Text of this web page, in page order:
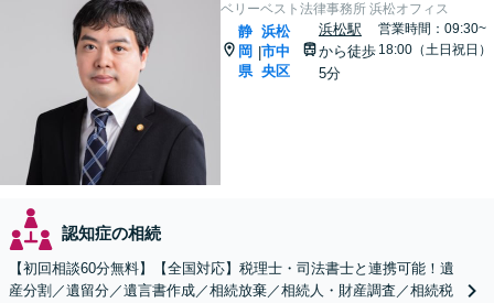
ベリーベスト法律事務所 浜松オフィス
静
岡
県
|
浜松
市中
央区
浜松駅
から徒歩
5分
営業時間：09:30~
18:00（土日祝日）
認知症の相続
【初回相談60分無料】【全国対応】税理士・司法書士と連携可能！遺
産分割／遺留分／遺言書作成／相続放棄／相続人・財産調査／相続税